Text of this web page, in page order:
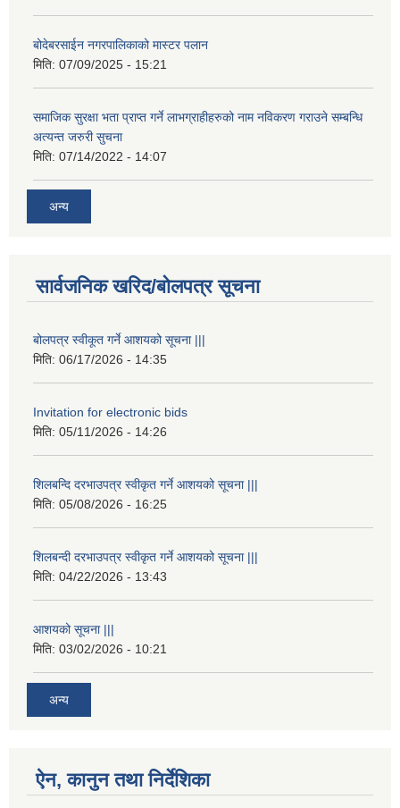
बोदेबरसाईन नगरपालिकाको मास्टर पलान
मिति: 07/09/2025 - 15:21
समाजिक सुरक्षा भता प्राप्त गर्ने लाभग्राहीहरुको नाम नविकरण गराउने सम्बन्धि
अत्यन्त जरुरी सुचना
मिति: 07/14/2022 - 14:07
अन्य
सार्वजनिक खरिद/बोलपत्र सूचना
बोलपत्र स्वीकूत गर्ने आशयको सूचना |||
मिति: 06/17/2026 - 14:35
Invitation for electronic bids
मिति: 05/11/2026 - 14:26
शिलबन्दि दरभाउपत्र स्वीकृत गर्ने आशयको सूचना |||
मिति: 05/08/2026 - 16:25
शिलबन्दी दरभाउपत्र स्वीकृत गर्ने आशयको सूचना |||
मिति: 04/22/2026 - 13:43
आशयको सूचना |||
मिति: 03/02/2026 - 10:21
अन्य
ऐन, कानुन तथा निर्देशिका